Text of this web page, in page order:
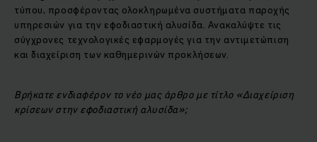
τύπου, προσφέροντας ολοκληρωμένα συστήματα παροχής
υπηρεσιών για την εφοδιαστική αλυσίδα. Ανακαλύψτε τις
σύγχρονες τεχνολογικές εφαρμογές για την αντιμετώπιση
και διαχείριση των καθημερινών προκλήσεων.
Βρήκατε ενδιαφέρον το νέο μας άρθρο με τίτλο «Διαχείριση
κρίσεων στην εφοδιαστική αλυσίδα»;